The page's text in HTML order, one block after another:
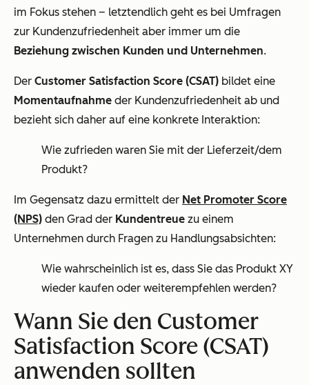
im Fokus stehen – letztendlich geht es bei Umfragen
zur Kundenzufriedenheit aber immer um die
Beziehung zwischen Kunden und Unternehmen.
Der Customer Satisfaction Score (CSAT) bildet eine
Momentaufnahme der Kundenzufriedenheit ab und
bezieht sich daher auf eine konkrete Interaktion:
Wie zufrieden waren Sie mit der Lieferzeit/dem
Produkt?
Im Gegensatz dazu ermittelt der Net Promoter Score
(NPS) den Grad der Kundentreue zu einem
Unternehmen durch Fragen zu Handlungsabsichten:
Wie wahrscheinlich ist es, dass Sie das Produkt XY
wieder kaufen oder weiterempfehlen werden?
Wann Sie den Customer
Satisfaction Score (CSAT)
anwenden sollten